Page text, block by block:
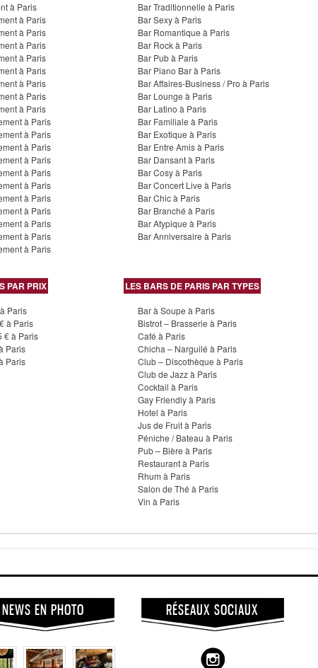
à Paris
à Paris
à Paris
à Paris
à Paris
à Paris
à Paris
à Paris
à Paris
à Paris
à Paris
à Paris
à Paris
à Paris
à Paris
à Paris
à Paris
à Paris
à Paris
à Paris
Bar Traditionnelle à Paris
Bar Sexy à Paris
Bar Romantique à Paris
Bar Rock à Paris
Bar Pub à Paris
Bar Piano Bar à Paris
Bar Affaires-Business / Pro à Paris
Bar Lounge à Paris
Bar Latino à Paris
Bar Familiale à Paris
Bar Exotique à Paris
Bar Entre Amis à Paris
Bar Dansant à Paris
Bar Cosy à Paris
Bar Concert Live à Paris
Bar Chic à Paris
Bar Branché à Paris
Bar Atypique à Paris
Bar Anniversaire à Paris
PAR PRIX
Paris
à Paris
€ à Paris
Paris
Paris
LES BARS DE PARIS PAR TYPES
Bar à Soupe à Paris
Bistrot – Brasserie à Paris
Café à Paris
Chicha – Narguilé à Paris
Club – Discothèque à Paris
Club de Jazz à Paris
Cocktail à Paris
Gay Friendly à Paris
Hotel à Paris
Jus de Fruit à Paris
Péniche / Bateau à Paris
Pub – Bière à Paris
Restaurant à Paris
Rhum à Paris
Salon de Thé à Paris
Vin à Paris
NEWS EN PHOTO RÉSEAUX SOCIAUX